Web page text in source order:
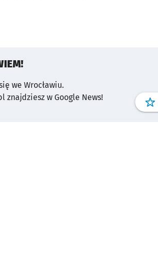
we Wrocławiu.
znajdziesz w Google News!